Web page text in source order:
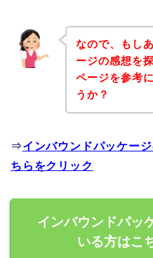
なので、もし
ージの感想を
ページを参考
うか？
⇒インバウンドパッケー
ちらをクリック
インバウンドパッ
いる方はこ